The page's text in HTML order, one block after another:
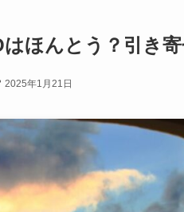
ほんとう？引き
2025年1月21日